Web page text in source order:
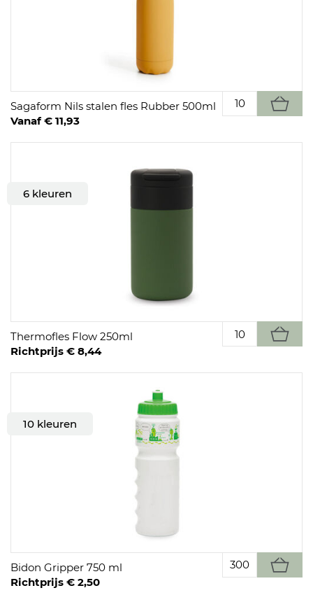
Sagaform Nils stalen fles Rubber 500ml
Vanaf € 11,93
6 kleuren
Thermofles Flow 250ml
Richtprijs € 8,44
10 kleuren
Bidon Gripper 750 ml
Richtprijs € 2,50